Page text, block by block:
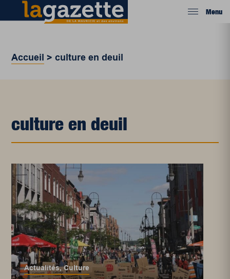
Menu
Accueil >culture en deuil
culture en deuil
Actualités,Culture